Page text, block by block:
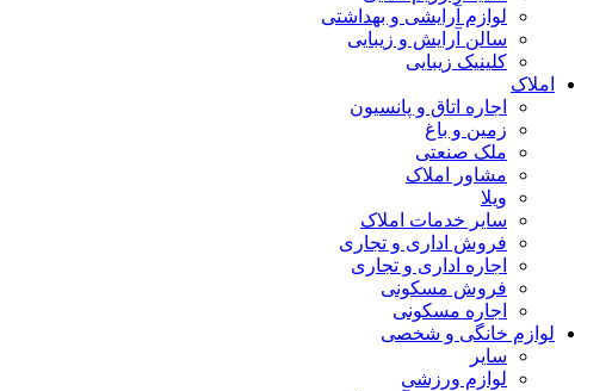
لوازم آرایشی و بهداشتی
سالن آرایش و زیبایی
کلینیک زیبایی
املاک
اجاره اتاق و پانسیون
زمین و باغ
ملک صنعتی
مشاور املاک
ویلا
سایر خدمات املاک
فروش اداری و تجاری
اجاره اداری و تجاری
فروش مسکونی
اجاره مسکونی
لوازم خانگی و شخصی
سایر
لوازم ورزشی